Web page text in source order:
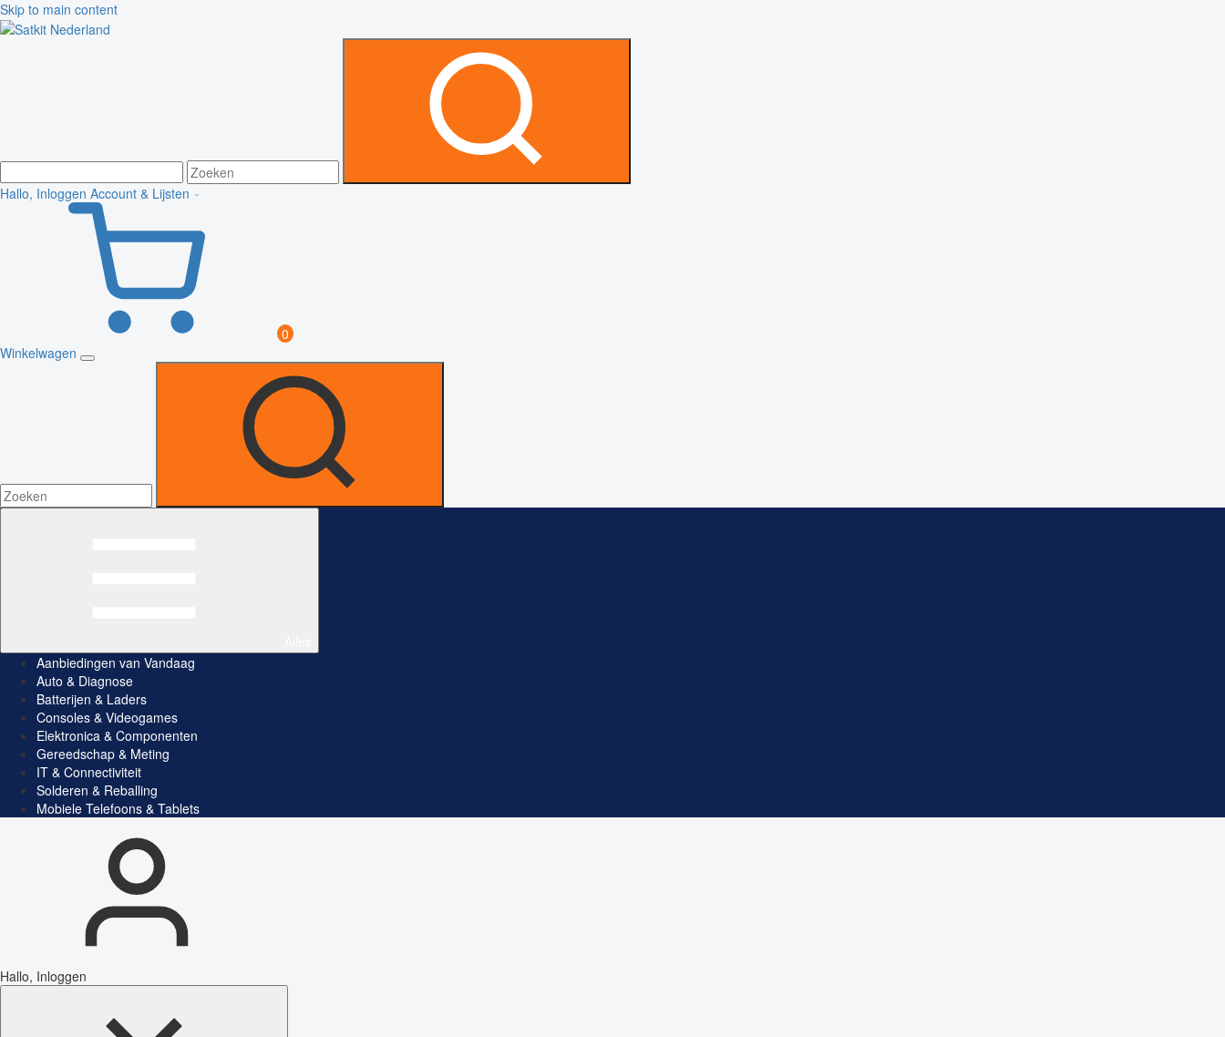
Skip to main content
Hallo, Inloggen Account & Lijsten
0
Winkelwagen
Aanbiedingen van Vandaag
Auto & Diagnose
Batterijen & Laders
Consoles & Videogames
Elektronica & Componenten
Gereedschap & Meting
IT & Connectiviteit
Solderen & Reballing
Mobiele Telefoons & Tablets
Hallo, Inloggen